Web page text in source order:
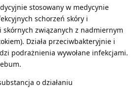
stosowany w medycynie
schorzeń skóry i
związanych z nadmiernym
Działa przeciwbakteryjnie i
podrażnienia wywołane infekcjami.
o działaniu